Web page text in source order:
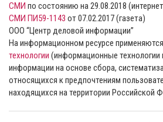
СМИ по состоянию на 29.08.2018
СМИ ПИ59-1143 от 07.02.2017 (газета)
ООО “Центр деловой информации”
На информационном ресурсе применяются
технологии (информационные технологии
информации на основе сбора,
относящихся к предпочтениям
находящихся на территории Российской